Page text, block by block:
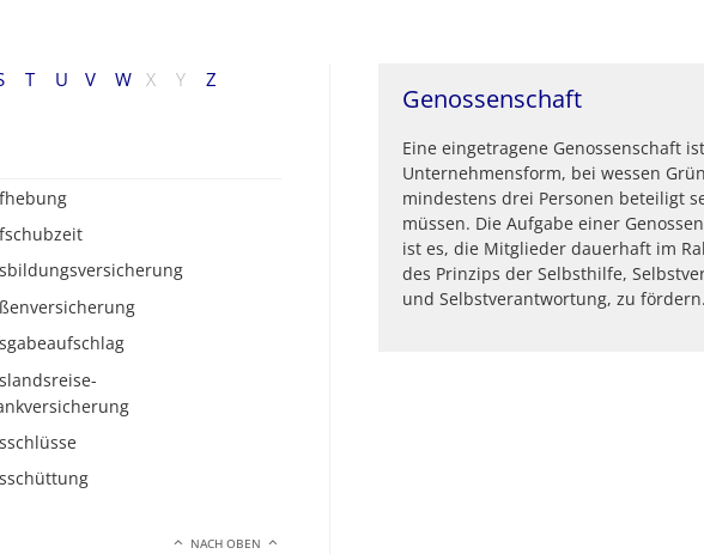
T U V W X Y Z
NACH OBEN
Genossenschaft
Eine eingetragene Genossenschaft
Unternehmensform, bei wessen
mindestens drei Personen beteiligt
müssen. Die Aufgabe einer
ist es, die Mitglieder dauerhaft im
des Prinzips der Selbsthilfe,
und Selbstverantwortung, zu fördern.